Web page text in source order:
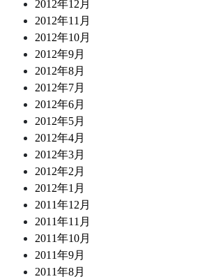
2012年12月
2012年11月
2012年10月
2012年9月
2012年8月
2012年7月
2012年6月
2012年5月
2012年4月
2012年3月
2012年2月
2012年1月
2011年12月
2011年11月
2011年10月
2011年9月
2011年8月